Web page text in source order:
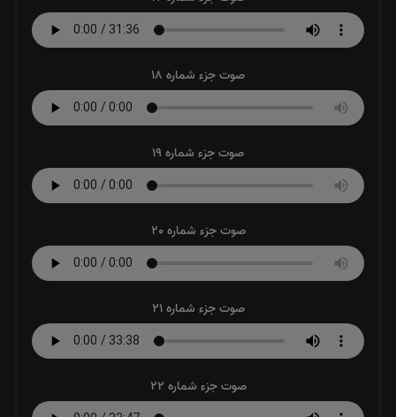
صوت جزء شماره 18
صوت جزء شماره 19
صوت جزء شماره 20
صوت جزء شماره 21
صوت جزء شماره 22